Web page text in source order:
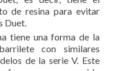
de resina para evitar
Duet.
tiene una forma de la
con similares
de la serie V. Este